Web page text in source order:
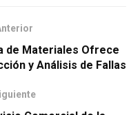
de Materiales Ofrece
y Análisis de Fallas